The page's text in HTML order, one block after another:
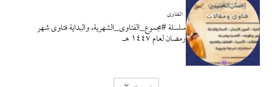
الفتاوى
سلسلة #مجموع_الفتاوى_الشهرية، والبداية فتاوى شهر
رمضان لعام ١٤٤٧ هـ